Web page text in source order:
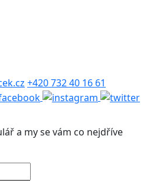
+420 732 40 16 61
a my se vám co nejdříve